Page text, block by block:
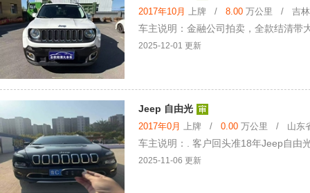
2017年10月 上牌 / 8.00 万公里 / 吉林
车主说明：金融公司拍卖，全款结清带
2025-12-01 更新
Jeep 自由光
2017年0月 上牌 / 0.00 万公里 / 山东省
车主说明：. 客户回头准18年Jeep自由
2025-11-06 更新